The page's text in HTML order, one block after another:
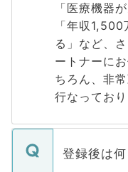
「医療機器
「年収
る」など、
ートナーに
ちろん、非
行なっており
登録後は